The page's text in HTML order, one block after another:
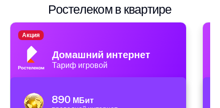
Ростелеком в квартире
Домашний интернет
Тариф игровой
Акция
890 МБит